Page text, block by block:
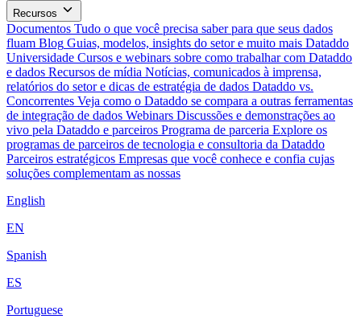
Recursos
Documentos Tudo o que você precisa saber para que seus dados
fluam Blog Guias, modelos, insights do setor e muito mais Dataddo
Universidade Cursos e webinars sobre como trabalhar com Dataddo
e dados Recursos de mídia Notícias, comunicados à imprensa,
relatórios do setor e dicas de estratégia de dados Dataddo vs.
Concorrentes Veja como o Dataddo se compara a outras ferramentas
de integração de dados Webinars Discussões e demonstrações ao
vivo pela Dataddo e parceiros Programa de parceria Explore os
programas de parceiros de tecnologia e consultoria da Dataddo
Parceiros estratégicos Empresas que você conhece e confia cujas
soluções complementam as nossas
English
EN
Spanish
ES
Portuguese